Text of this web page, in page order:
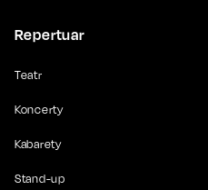
Repertuar
Teatr
Koncerty
Kabarety
Stand-up